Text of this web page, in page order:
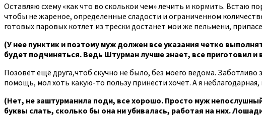
Оставляю схему «как что во сколькои чем» лечить и кормить. Встаю
чтобы не жареное, определенные сладости и ограниченном
готовых паровых котлет из трески достанет мои же пельмени,
(У нее пунктик и поэтому муж должен все указания четко
будет подчиняться. Ведь Штурман лучше знает, все приготовил и
Позовёт ещё друга,чтоб скучно не было, без моего ведома.
помощь, мол хоть какую-то пользу принести хочет. А я
(Нет, не заштурманила поди, все хорошо. Просто муж
буквы слать, сколько бы она ни убивалась, работая на них.